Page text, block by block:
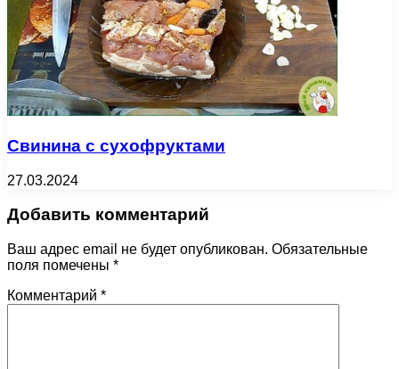
Свинина с сухофруктами
27.03.2024
Добавить комментарий
Ваш адрес email не будет опубликован. Обязательные
поля помечены *
Комментарий *